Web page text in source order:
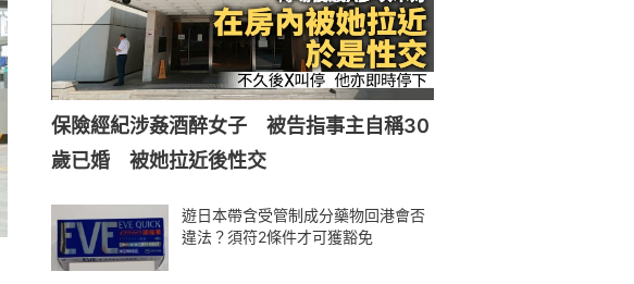
保險經紀涉姦酒醉女子 被告指事主自稱30
歲已婚 被她拉近後性交
遊日本帶含受管制成分藥物回港會否
違法？須符2條件才可獲豁免